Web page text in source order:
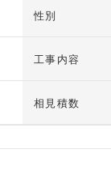
性別
工事内容
相見積数